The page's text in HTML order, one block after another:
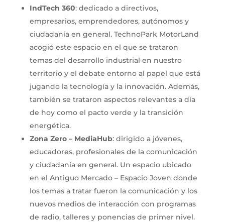
IndTech 360: dedicado a directivos,
empresarios, emprendedores, autónomos y
ciudadanía en general. TechnoPark MotorLand
acogió este espacio en el que se trataron
temas del desarrollo industrial en nuestro
territorio y el debate entorno al papel que está
jugando la tecnología y la innovación. Además,
también se trataron aspectos relevantes a día
de hoy como el pacto verde y la transición
energética.
Zona Zero – MediaHub: dirigido a jóvenes,
educadores, profesionales de la comunicación
y ciudadanía en general. Un espacio ubicado
en el Antiguo Mercado – Espacio Joven donde
los temas a tratar fueron la comunicación y los
nuevos medios de interacción con programas
de radio, talleres y ponencias de primer nivel.